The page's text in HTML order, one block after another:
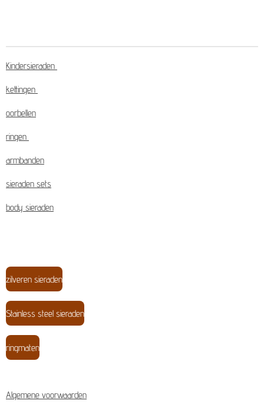
Kindersieraden
kettingen
oorbellen
ringen
armbanden
sieraden sets
body sieraden
zilveren sieraden
Stainless steel sieraden
ringmaten
Algemene voorwaarden